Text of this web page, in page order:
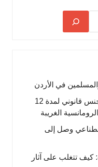
في الأردن
مراجعة One Night Only – الجنس قانوني لمدة 12
الغريبة
وصل إلى
تتغلب على آثار